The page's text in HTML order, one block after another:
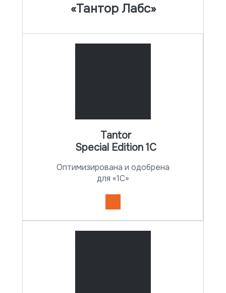
«Тантор Лабс»
новый
Оптимизирована и одобрена
для «1С»
Tantor
Special Edition 1C